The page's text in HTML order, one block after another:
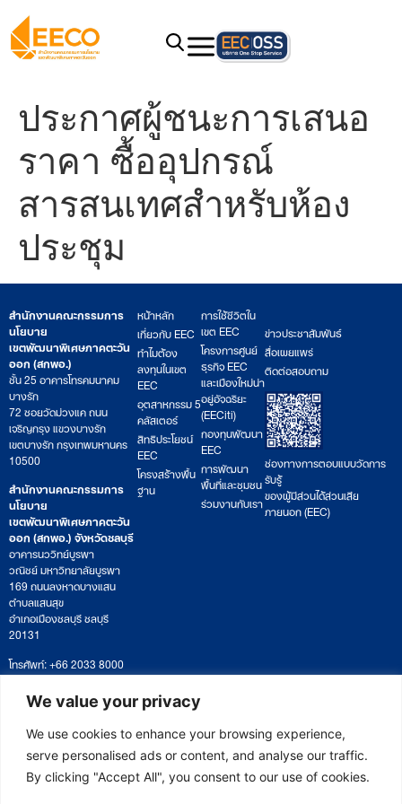
We value your privacy
We use cookies to enhance your browsing experience,
serve personalised ads or content, and analyse our traffic.
By clicking "Accept All", you consent to our use of cookies.
ประกาศผู้ชนะการเสนอ
ราคา ซื้ออุปกรณ์
สารสนเทศสำหรับห้อง
ประชุม
สำนักงานคณะกรรมการ
นโยบาย
เขตพัฒนาพิเศษภาคตะวัน
ออก (สกพอ.)
ชั้น 25 อาคารโทรคมนาคม
บางรัก
72 ซอยวัดม่วงแค ถนน
เจริญกรุง แขวงบางรัก
เขตบางรัก กรุงเทพมหานคร
10500
สำนักงานคณะกรรมการ
นโยบาย
เขตพัฒนาพิเศษภาคตะวัน
ออก (สกพอ.) จังหวัดชลบุรี
อาคารนววิทย์บูรพา
วณิชย์ มหาวิทยาลัยบูรพา
169 ถนนลงหาดบางแสน
ตำบลแสนสุข
อำเภอเมืองชลบุรี ชลบุรี
20131
โทรศัพท์: +66 2033 8000
เวลาทำการ: จันทร์ – ศุกร์
09:00 – 17:00 น.
ติดตามหนังสือหรือยื่นเอกสาร
saraban@eeco.or.th
หน้าหลัก
เกี่ยวกับ EEC
ทำไมต้อง
ลงทุนในเขต
EEC
อุตสาหกรรม 5
คลัสเตอร์
สิทธิประโยชน์
EEC
โครงสร้างพื้น
ฐาน
การใช้ชีวิตใน
เขต EEC
โครงการศูนย์
ธุรกิจ EEC
และเมืองใหม่น่า
อยู่อัจฉริยะ
(EECiti)
กองทุนพัฒนา
EEC
การพัฒนา
พื้นที่และชุมชน
ร่วมงานกับเรา
ข่าวประชาสัมพันธ์
สื่อเผยแพร่
ติดต่อสอบถาม
ช่องทางการตอบแบบวัดการ
รับรู้
ของผู้มีส่วนได้ส่วนเสีย
ภายนอก (EEC)